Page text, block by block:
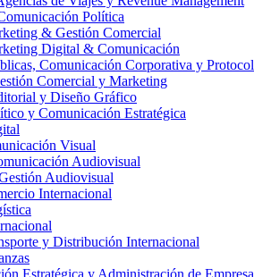
Política
& Gestión Comercial
Digital & Comunicación
Comunicación Corporativa y
Comercial y Marketing
y Diseño Gráfico
y Comunicación Estratégica
Visual
Audiovisual
Audiovisual
Internacional
y Distribución Internacional
Estratégica y Administración de